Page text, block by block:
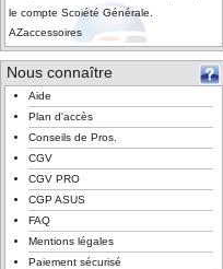
le compte Scoiété Générale.
AZaccessoires
Nous connaître
Aide
Plan d'accès
Conseils de Pros.
CGV
CGV PRO
CGP ASUS
FAQ
Mentions légales
Paiement sécurisé